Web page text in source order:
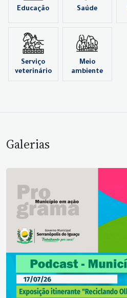
Educação Saúde
Serviço
veterinário
Meio
ambiente
Galerias